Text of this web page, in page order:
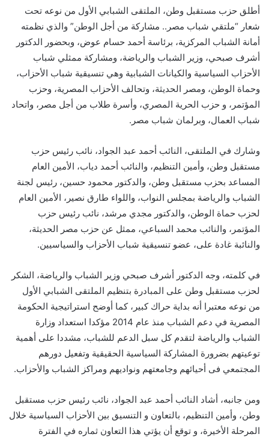
أطلق حزب مستقبل وطن، الملتقى الشبابي الأول من نوعه تحت
شعار “ملتقي شباب مصر.. مشاركة من أجل الوطن” والذي نظمته
أمانة الشباب المركزية، برئاسة أحمد حسام عوض، وبحضور الدكتور
أشرف صبحي، وزير الشباب والرياضة، ومشاركة ممثلي شباب
الأحزاب السياسية والكيانات الشبابية وهي تنسيقية شباب الأحزاب،
وحماة الوطن، ومصر الحديثة، وتحالف الأحزاب المصرية، وحزب
المؤتمر، و حزب الحرية المصري، وأسرة طلاب من أجل مصر، واتحاد
شباب العمال، وبرلمان شباب مصر.
وشارك في الملتقى، النائب أحمد عبد الجواد، نائب رئيس حزب
مستقبل وطن، وأمين التنظيم، والنائب أحمد دياب، الأمين العام
المساعد بحزب مستقبل وطن، والدكتور محمود حسين، رئيس لجنة
الشباب والرياضة بمجلس النواب، واللواء طارق نصير، الأمين العام
لحزب حماة الوطن، والدكتور مجدي مرشد، نائب رئيس حزب
المؤتمر، والنائب محمد السباعي، ممثل عن حزب مصر الحديثة،
والنائبة غادة على، عضو تنسيقية شباب الأحزاب والسياسيين.
في كلمته، وجه الدكتور أشرف صبحي وزير الشباب والرياضة، الشكر
لحزب مستقبل وطن على المبادرة بتنظيم الملتقى الشبابي الأول
من نوعه معتبرا أنه بداية حراك كبير، كما أوضح استراتيجية الحكومة
المصرية في دعم الشباب منذ عام 2014 مؤكدا استعداد وزارة
الشباب والرياضة لتقدم كل سبل الدعم للشباب، مشددا على أهمية
توعيتهم بضرورة المشاركة السياسية الحقيقية وتفعيل دورهم
المجتمعي فى أحيائهم وجامعتهم ونواديهم ومراكز الشباب والأحزاب.
ومن جانبه، أشاد النائب أحمد عبد الجواد، نائب رئيس حزب مستقبل
وطن، وأمين التنظيم، بالتعاون و التنسيق بين الأحزاب السياسية خلال
المرحلة الأخيرة، و توقع أن يؤتي هذا التعاون ثماره في الفترة